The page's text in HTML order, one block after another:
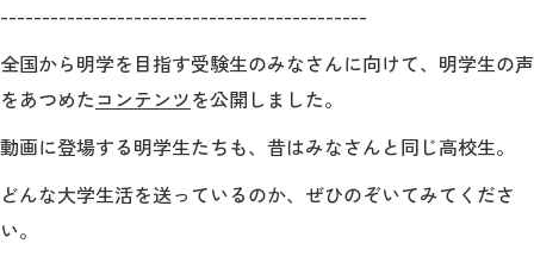
--------------------------------------------
全国から明学を目指す受験生のみなさんに向けて、明学生の声
をあつめたコンテンツを公開しました。
動画に登場する明学生たちも、昔はみなさんと同じ高校生。
どんな大学生活を送っているのか、ぜひのぞいてみてくださ
い。